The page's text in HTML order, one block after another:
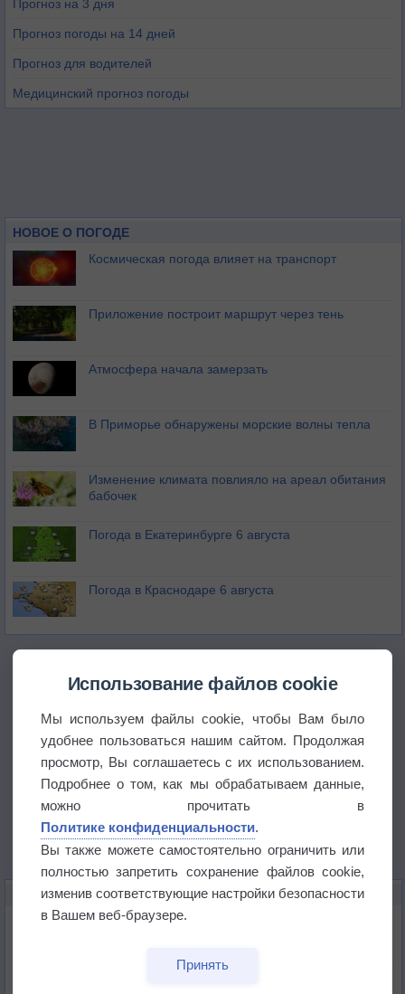
Прогноз на 3 дня
Прогноз погоды на 14 дней
Прогноз для водителей
Медицинский прогноз погоды
НОВОЕ О ПОГОДЕ
Космическая погода влияет на транспорт
Приложение построит маршрут через тень
Атмосфера начала замерзать
В Приморье обнаружены морские волны тепла
Изменение климата повлияло на ареал обитания
бабочек
Погода в Екатеринбурге 6 августа
Погода в Краснодаре 6 августа
ЭТО ИНТЕРЕСНО
Почему северный загар цветом отличается от
Букет сирени вреден для здоровья
Использование файлов cookie
Мы используем файлы cookie, чтобы Вам было
удобнее пользоваться нашим сайтом. Продолжая
просмотр, Вы соглашаетесь с их использованием.
Подробнее о том, как мы обрабатываем данные,
можно прочитать в
Политике конфиденциальности.
Вы также можете самостоятельно ограничить или
полностью запретить сохранение файлов cookie,
изменив соответствующие настройки безопасности
в Вашем веб-браузере.
Принять